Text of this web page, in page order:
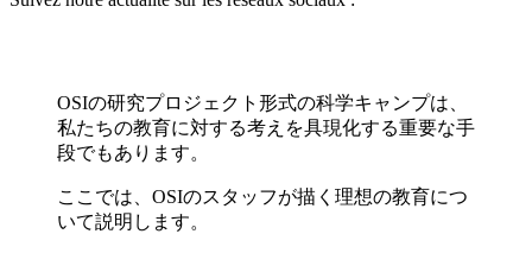
OSIの研究プロジェクト形式の科学キャンプは、
私たちの教育に対する考えを具現化する重要な手
段でもあります。
ここでは、OSIのスタッフが描く理想の教育につ
いて説明します。